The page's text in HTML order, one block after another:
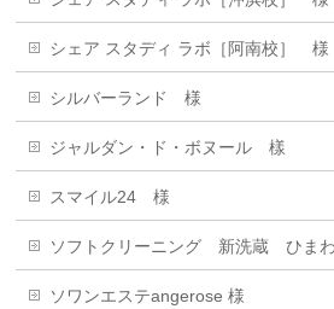
シェア スタディ ラボ［阿南校］ 様
シルバーランド 様
ジャルダン・ド・ボヌール 樣
スマイル24 様
ソフトクリーニング 新洗蔵 ひま
ソワンエステangerose 様